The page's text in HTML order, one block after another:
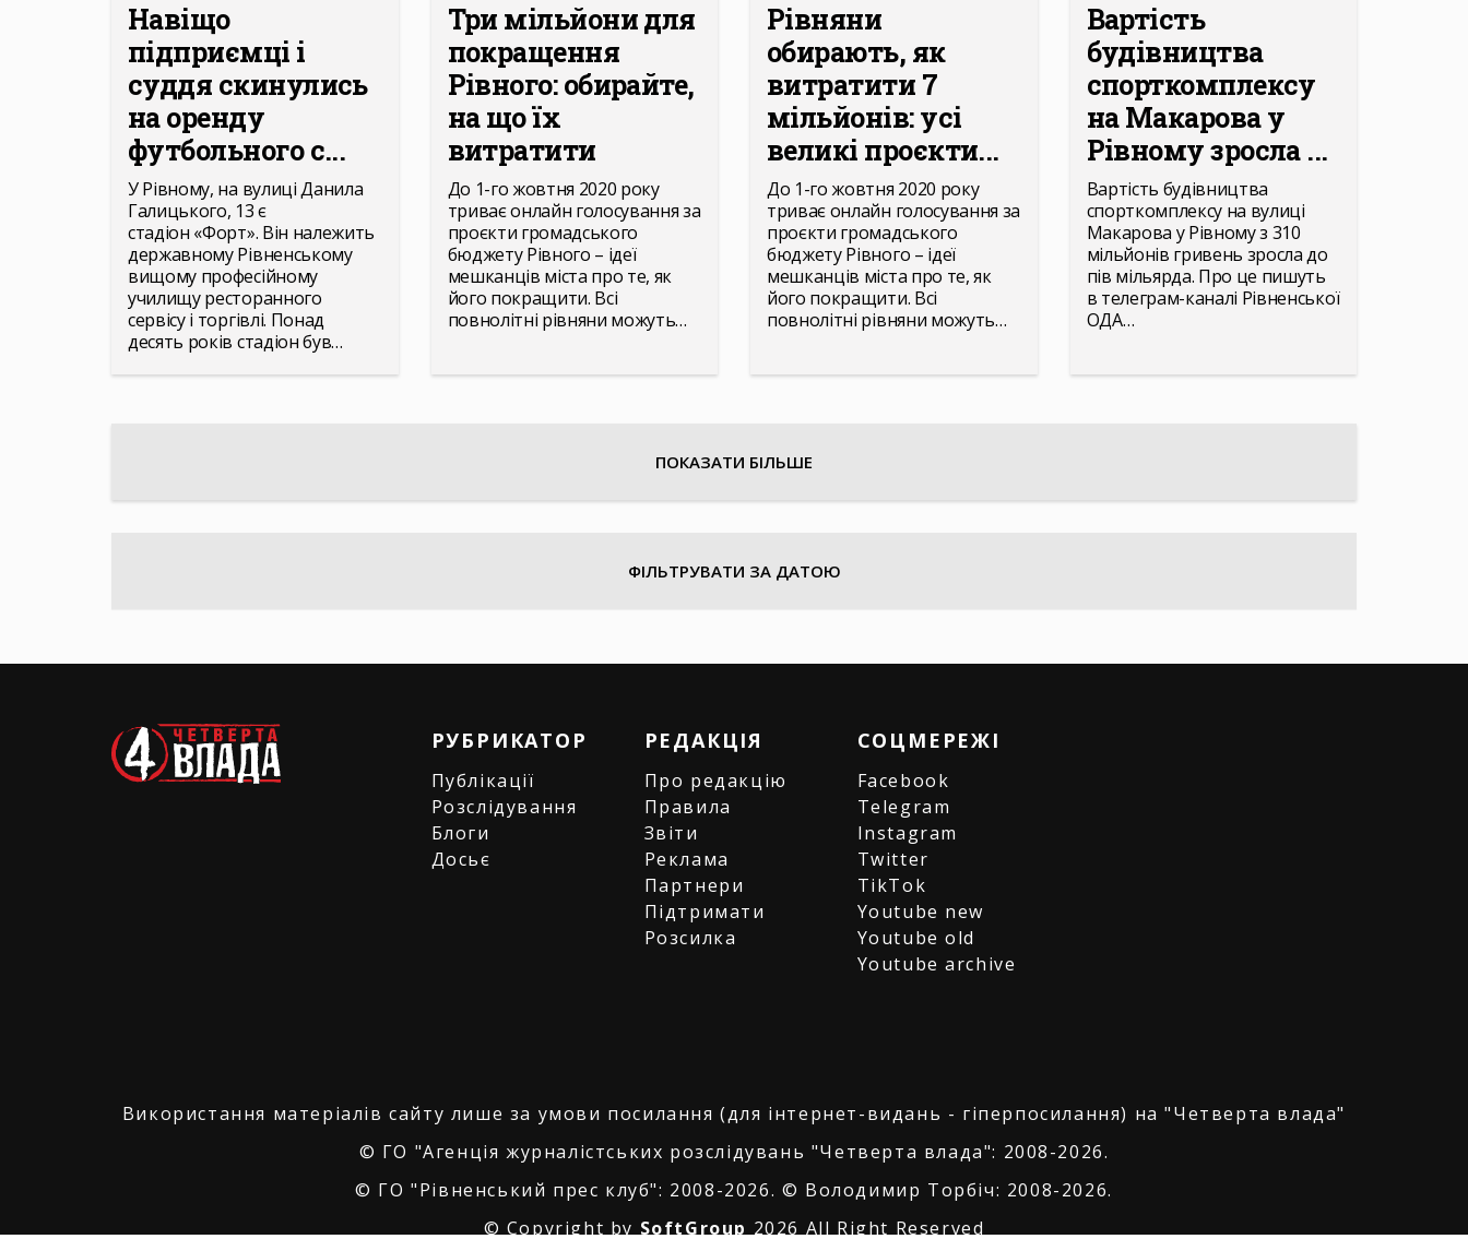
Навіщо
підприємці і
суддя скинулись
на оренду
футбольного с...
У Рівному, на вулиці Данила
Галицького, 13 є
стадіон «Форт». Він належить
державному Рівненському
вищому професійному
училищу ресторанного
сервісу і торгівлі. Понад
десять років стадіон був…
Три мільйони для
покращення
Рівного: обирайте,
на що їх
витратити
До 1-го жовтня 2020 року
триває онлайн голосування за
проєкти громадського
бюджету Рівного – ідеї
мешканців міста про те, як
його покращити. Всі
повнолітні рівняни можуть…
Рівняни
обирають, як
витратити 7
мільйонів: усі
великі проєкти...
До 1-го жовтня 2020 року
триває онлайн голосування за
проєкти громадського
бюджету Рівного – ідеї
мешканців міста про те, як
його покращити. Всі
повнолітні рівняни можуть…
Вартість
будівництва
спорткомплексу
на Макарова у
Рівному зросла ...
Вартість будівництва
спорткомплексу на вулиці
Макарова у Рівному з 310
мільйонів гривень зросла до
пів мільярда. Про це пишуть
в телеграм-каналі Рівненської
ОДА…
ПОКАЗАТИ БІЛЬШЕ
ФІЛЬТРУВАТИ ЗА ДАТОЮ
РУБРИКАТОР
Публікації
Розслідування
Блоги
Досьє
РЕДАКЦІЯ
Про редакцію
Правила
Звіти
Реклама
Партнери
Підтримати
Розсилка
СОЦМЕРЕЖІ
Facebook
Telegram
Instagram
Twitter
TikTok
Youtube new
Youtube old
Youtube archive
Використання матеріалів сайту лише за умови посилання (для інтернет-видань - гіперпосилання) на "Четверта влада"
© ГО "Агенція журналістських розслідувань "Четверта влада": 2008-2026.
© ГО "Рівненський прес клуб": 2008-2026. © Володимир Торбіч: 2008-2026.
© Copyright by SoftGroup 2026 All Right Reserved